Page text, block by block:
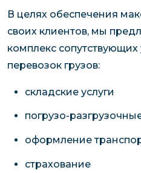
В целях обеспечения
своих клиентов, мы
комплекс сопутствующих
перевозок грузов:
складские услуги
погрузо-
оформление
страхование